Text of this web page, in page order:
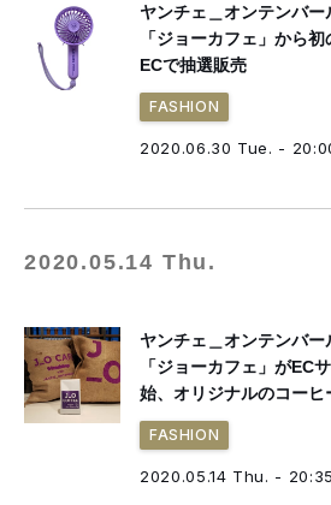
ヤンチェ＿オンテンバ
「ジョーカフェ」から
ECで抽選販売
FASHION
2020.06.30 Tue. -
2020.05.14 Thu.
ヤンチェ＿オンテンバ
「ジョーカフェ」がEC
始、オリジナルのコーヒ
FASHION
2020.05.14 Thu. - 20:35